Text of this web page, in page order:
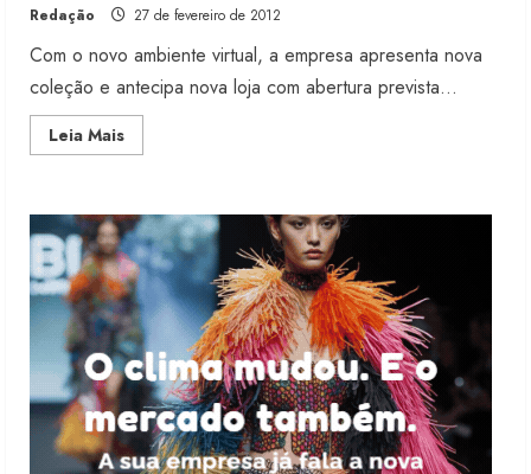
Redação 27 de fevereiro de 2012
Com o novo ambiente virtual, a empresa apresenta nova
coleção e antecipa nova loja com abertura prevista...
Leia MaisRead
more
site
só
para
a
linha
feminina
6 de agosto de 2026
4
Fakini prevê R$345 milhões de
receita em 2026
4 de agosto de 2026
Projeto testa passaporte digital na
moda nacional